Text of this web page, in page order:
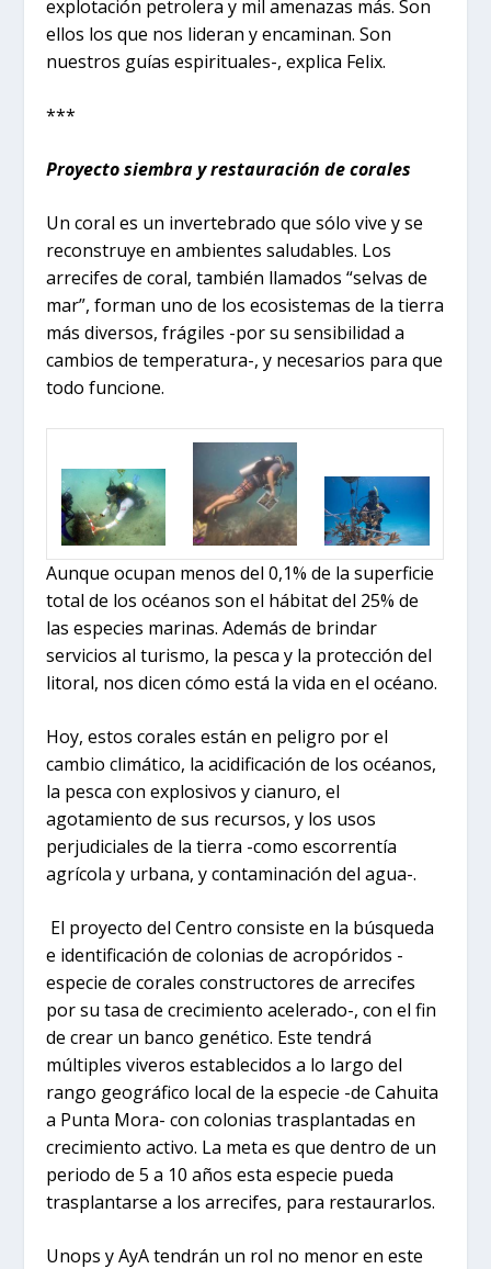
explotación petrolera y mil amenazas más. Son
ellos los que nos lideran y encaminan. Son
nuestros guías espirituales-, explica Felix.
***
Proyecto siembra y restauración de corales
Un coral es un invertebrado que sólo vive y se
reconstruye en ambientes saludables. Los
arrecifes de coral, también llamados “selvas de
mar”, forman uno de los ecosistemas de la tierra
más diversos, frágiles -por su sensibilidad a
cambios de temperatura-, y necesarios para que
todo funcione.
Aunque ocupan menos del 0,1% de la superficie
total de los océanos son el hábitat del 25% de
las especies marinas. Además de brindar
servicios al turismo, la pesca y la protección del
litoral, nos dicen cómo está la vida en el océano.
Hoy, estos corales están en peligro por el
cambio climático, la acidificación de los océanos,
la pesca con explosivos y cianuro, el
agotamiento de sus recursos, y los usos
perjudiciales de la tierra -como escorrentía
agrícola y urbana, y contaminación del agua-.
El proyecto del Centro consiste en la búsqueda
e identificación de colonias de acropóridos -
especie de corales constructores de arrecifes
por su tasa de crecimiento acelerado-, con el fin
de crear un banco genético. Este tendrá
múltiples viveros establecidos a lo largo del
rango geográfico local de la especie -de Cahuita
a Punta Mora- con colonias trasplantadas en
crecimiento activo. La meta es que dentro de un
periodo de 5 a 10 años esta especie pueda
trasplantarse a los arrecifes, para restaurarlos.
Unops y AyA tendrán un rol no menor en este